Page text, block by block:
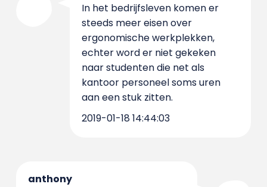
In het bedrijfsleven komen er
steeds meer eisen over
ergonomische werkplekken,
echter word er niet gekeken
naar studenten die net als
kantoor personeel soms uren
aan een stuk zitten.
2019-01-18 14:44:03
anthony